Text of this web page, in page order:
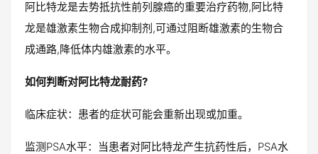
阿比特龙是去势抵抗性前列腺癌的重要治疗药物,阿比特
龙是雄激素生物合成抑制剂,可通过阻断雄激素的生物合
成通路,降低体内雄激素的水平。
如何判断对阿比特龙耐药?
临床症状：患者的症状可能会重新出现或加重。
监测PSA水平：当患者对阿比特龙产生抗药性后，PSA水